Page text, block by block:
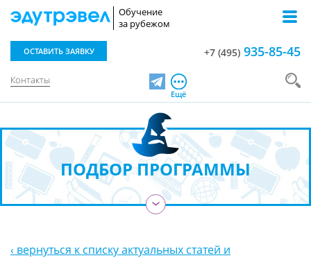
Обучение
за рубежом
Контакты
ОСТАВИТЬ ЗАЯВКУ +7 (495) 935-85-45
TelegramЕщё
ПОДБОР ПРОГРАММЫ
›
‹ вернуться к списку актуальных статей и